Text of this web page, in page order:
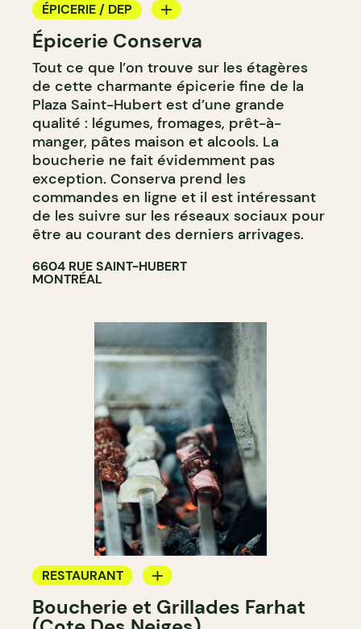
ÉPICERIE / DEP
COMPTOIR
BOUCHERIE
CAVISTE
Épicerie Conserva
Tout ce que l’on trouve sur les étagères
de cette charmante épicerie fine de la
Plaza Saint-Hubert est d’une grande
qualité : légumes, fromages, prêt-à-
manger, pâtes maison et alcools. La
boucherie ne fait évidemment pas
exception. Conserva prend les
commandes en ligne et il est intéressant
de les suivre sur les réseaux sociaux pour
être au courant des derniers arrivages.
6604 RUE SAINT-HUBERT
MONTRÉAL
RESTAURANT
ÉPICERIE / DEP
Boucherie et Grillades Farhat